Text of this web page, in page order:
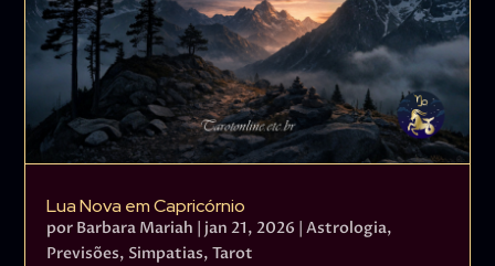
Lua Nova em Capricórnio
por Barbara Mariah | jan 21, 2026 |Astrologia,
Previsões, Simpatias,Tarot